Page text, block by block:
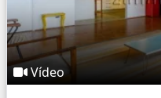
Vídeo